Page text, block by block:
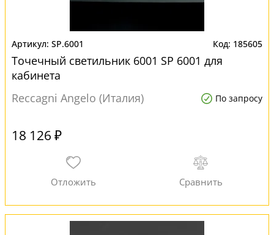
SP.6001 185605
Точечный светильник 6001 SP 6001 для
кабинета
Reccagni Angelo (Италия)
По запросу
18 126 ₽